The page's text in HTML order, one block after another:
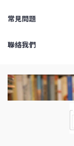
常見問題
聯絡我們